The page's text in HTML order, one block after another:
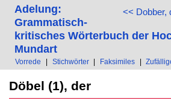
<< Dobber,
Adelung:
Grammatisch-
kritisches Wörterbuch der
Mundart
Vorrede Stichwörter Faksimiles
Döbel (1), der